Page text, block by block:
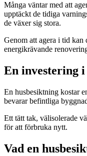
Många väntar med att
upptäckt de tidiga
de växer sig stora.
Genom att agera i tid kan
energikrävande
En investering
En husbesiktning kostar
bevarar befintliga
Ett tätt tak, välisolerade
för att förbruka nytt.
Vad en